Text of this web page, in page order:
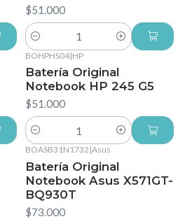
$51.000
Cantidad
BOHPHS04|HP
Batería Original
Notebook HP 245 G5
$51.000
Cantidad
BOASB31N1732 |Asus
Batería Original
Notebook Asus X571GT-
BQ930T
$73.000